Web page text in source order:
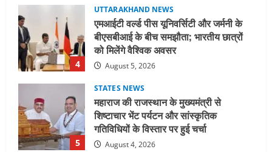
5
STATES NEWS
महाराज की राजस्थान के मुख्यमंत्री से
शिष्टाचार भेंट पर्यटन और सांस्कृतिक
गतिविधियों के विस्तार पर हुई चर्चा
August 4, 2026
1
UTTARAKHAND NEWS
जिलाधिकारी/जिला निर्वाचन अधिकारी ने
सहसपुर विधानसभा क्षेत्र के पोलिंग बूथों का
निरीक्षण कर एसआईआर आपत्ति निस्तारण
शिविर की व्यवस्थाओं का लिया जायजा